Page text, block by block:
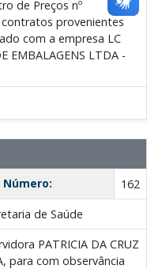
de Preços nº
provenientes
com a empresa LC
EMBALAGENS LTDA -
Número:
162
de Saúde
PATRICIA DA CRUZ
para com observância